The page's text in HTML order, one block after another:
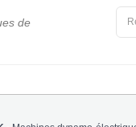
de